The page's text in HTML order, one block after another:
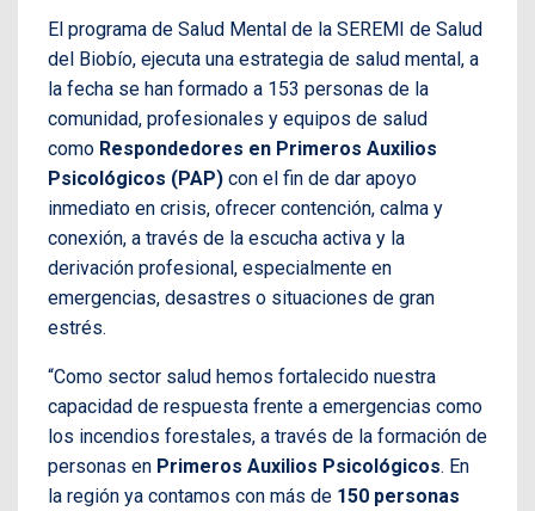
El programa de Salud Mental de la SEREMI de Salud
del Biobío, ejecuta una estrategia de salud mental, a
la fecha se han formado a 153 personas de la
comunidad, profesionales y equipos de salud
como Respondedores en Primeros Auxilios
Psicológicos (PAP) con el fin de dar apoyo
inmediato en crisis, ofrecer contención, calma y
conexión, a través de la escucha activa y la
derivación profesional, especialmente en
emergencias, desastres o situaciones de gran
estrés.
“Como sector salud hemos fortalecido nuestra
capacidad de respuesta frente a emergencias como
los incendios forestales, a través de la formación de
personas en Primeros Auxilios Psicológicos. En
la región ya contamos con más de 150 personas